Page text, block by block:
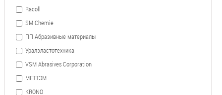
Racoll
SM Chemie
ПП Абразивные материалы
Уралэластотехника
VSM Abrasives Corporation
МЕТТЭМ
KRONO